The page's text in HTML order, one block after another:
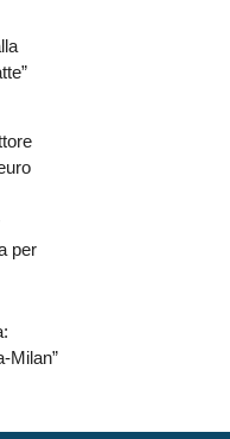
per
Milan”